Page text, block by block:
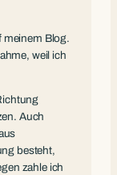
meinem Blog.
weil ich
Auch
besteht,
zahle ich